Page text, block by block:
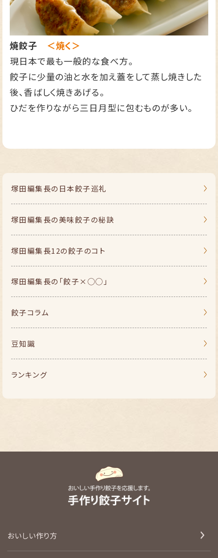
焼餃子
＜焼く＞
現日本で最も一般的な食べ方。
餃子に少量の油と水を加え蓋をして蒸し焼きした
後、香ばしく焼きあげる。
ひだを作りながら三日月型に包むものが多い。
塚田編集長の 日本餃子巡礼
塚田編集長の美味餃子の秘訣
塚田編集長12の餃子のコト
塚田編集長の 「餃子×◯◯」
餃子コラム
豆知識
ランキング
おいしい作り方